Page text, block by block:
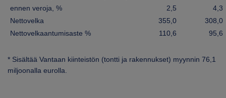
ennen veroja, %
2,5
4,3
Nettovelka
355,0
308,0
Nettovelkaantumisaste %
110,6 95,6
* Sisältää Vantaan kiinteistön (tontti ja rakennukset) myynnin 76,1
miljoonalla eurolla.